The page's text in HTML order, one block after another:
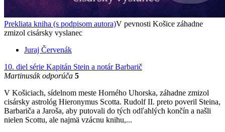
Prekliata kniha (s podpisom autora)V pevnosti Košice záhadne
zmizol cisársky vyslanec
Juraj Červenák
10. diel série Kapitán Stein a notár Barbarič
Martinusák odporúča 5
V Košiciach, sídelnom meste Horného Uhorska, záhadne zmizol
cisársky astrológ Hieronymus Scotta. Rudolf II. preto poveril Steina,
Barbariča a Jaroša, aby putovali do tých odľahlých končín a našli
nielen Scottu, ale najmä vzácnu knihu,...